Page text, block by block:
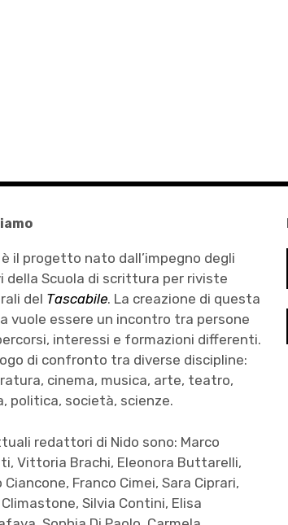
è il progetto nato dall’impegno degli
della Scuola di scrittura per riviste
del Tascabile. La creazione di questa
vuole essere un incontro tra persone
interessi e formazioni differenti.
di confronto tra diverse discipline:
cinema, musica, arte, teatro,
politica, società, scienze.
redattori di Nido sono: Marco
Vittoria Brachi, Eleonora Buttarelli,
Ciancone, Franco Cimei, Sara Ciprari,
Silvia Contini, Elisa